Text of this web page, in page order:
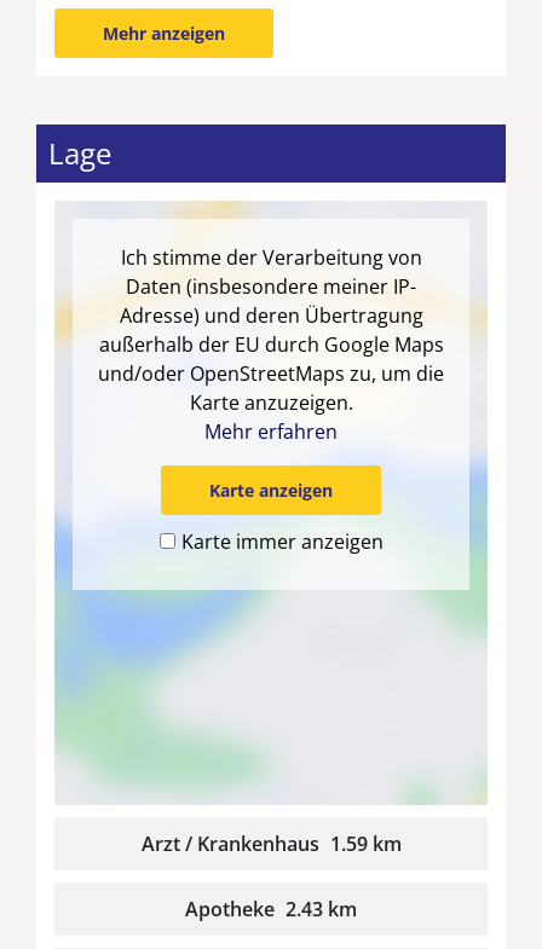
Flur mit Garderobe
Außenbereich: Gartengrundstück mit
Liegen, Grill, elektrische Sonnenmarkise auf der
Südterrasse
Kanu (Benutzung des Kanus auf eigene Gefahr)
Ferienhaus fahren. Für die Zeit Ihres
Aufenthaltes können Sie Ihr Auto auf dem zum
Haus gehörenden Parkplatz am Anfang der
Straße abstellen.
Mehr anzeigen
Lage
Ich stimme der Verarbeitung von
Daten (insbesondere meiner IP-
Adresse) und deren Übertragung
außerhalb der EU durch Google Maps
und/oder OpenStreetMaps zu, um die
Karte anzuzeigen.
Mehr erfahren
Karte anzeigen
Karte immer anzeigen
Arzt / Krankenhaus 1.59 km
Apotheke 2.43 km